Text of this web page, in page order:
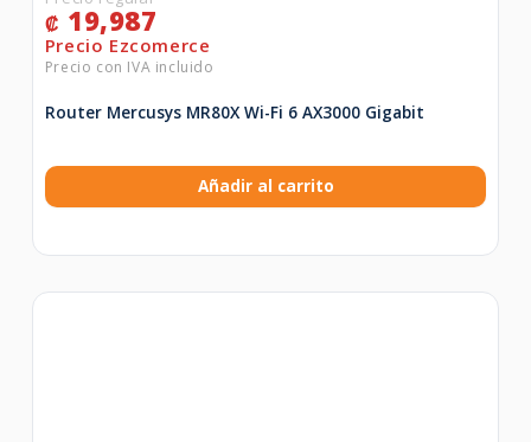
₡ 19,987
Router Mercusys MR80X Wi-Fi 6 AX3000 Gigabit
Añadir al carrito